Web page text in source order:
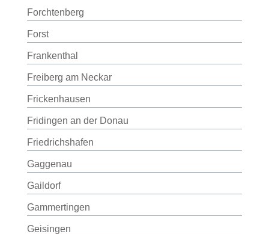
Forchtenberg
Forst
Frankenthal
Freiberg am Neckar
Frickenhausen
Fridingen an der Donau
Friedrichshafen
Gaggenau
Gaildorf
Gammertingen
Geisingen